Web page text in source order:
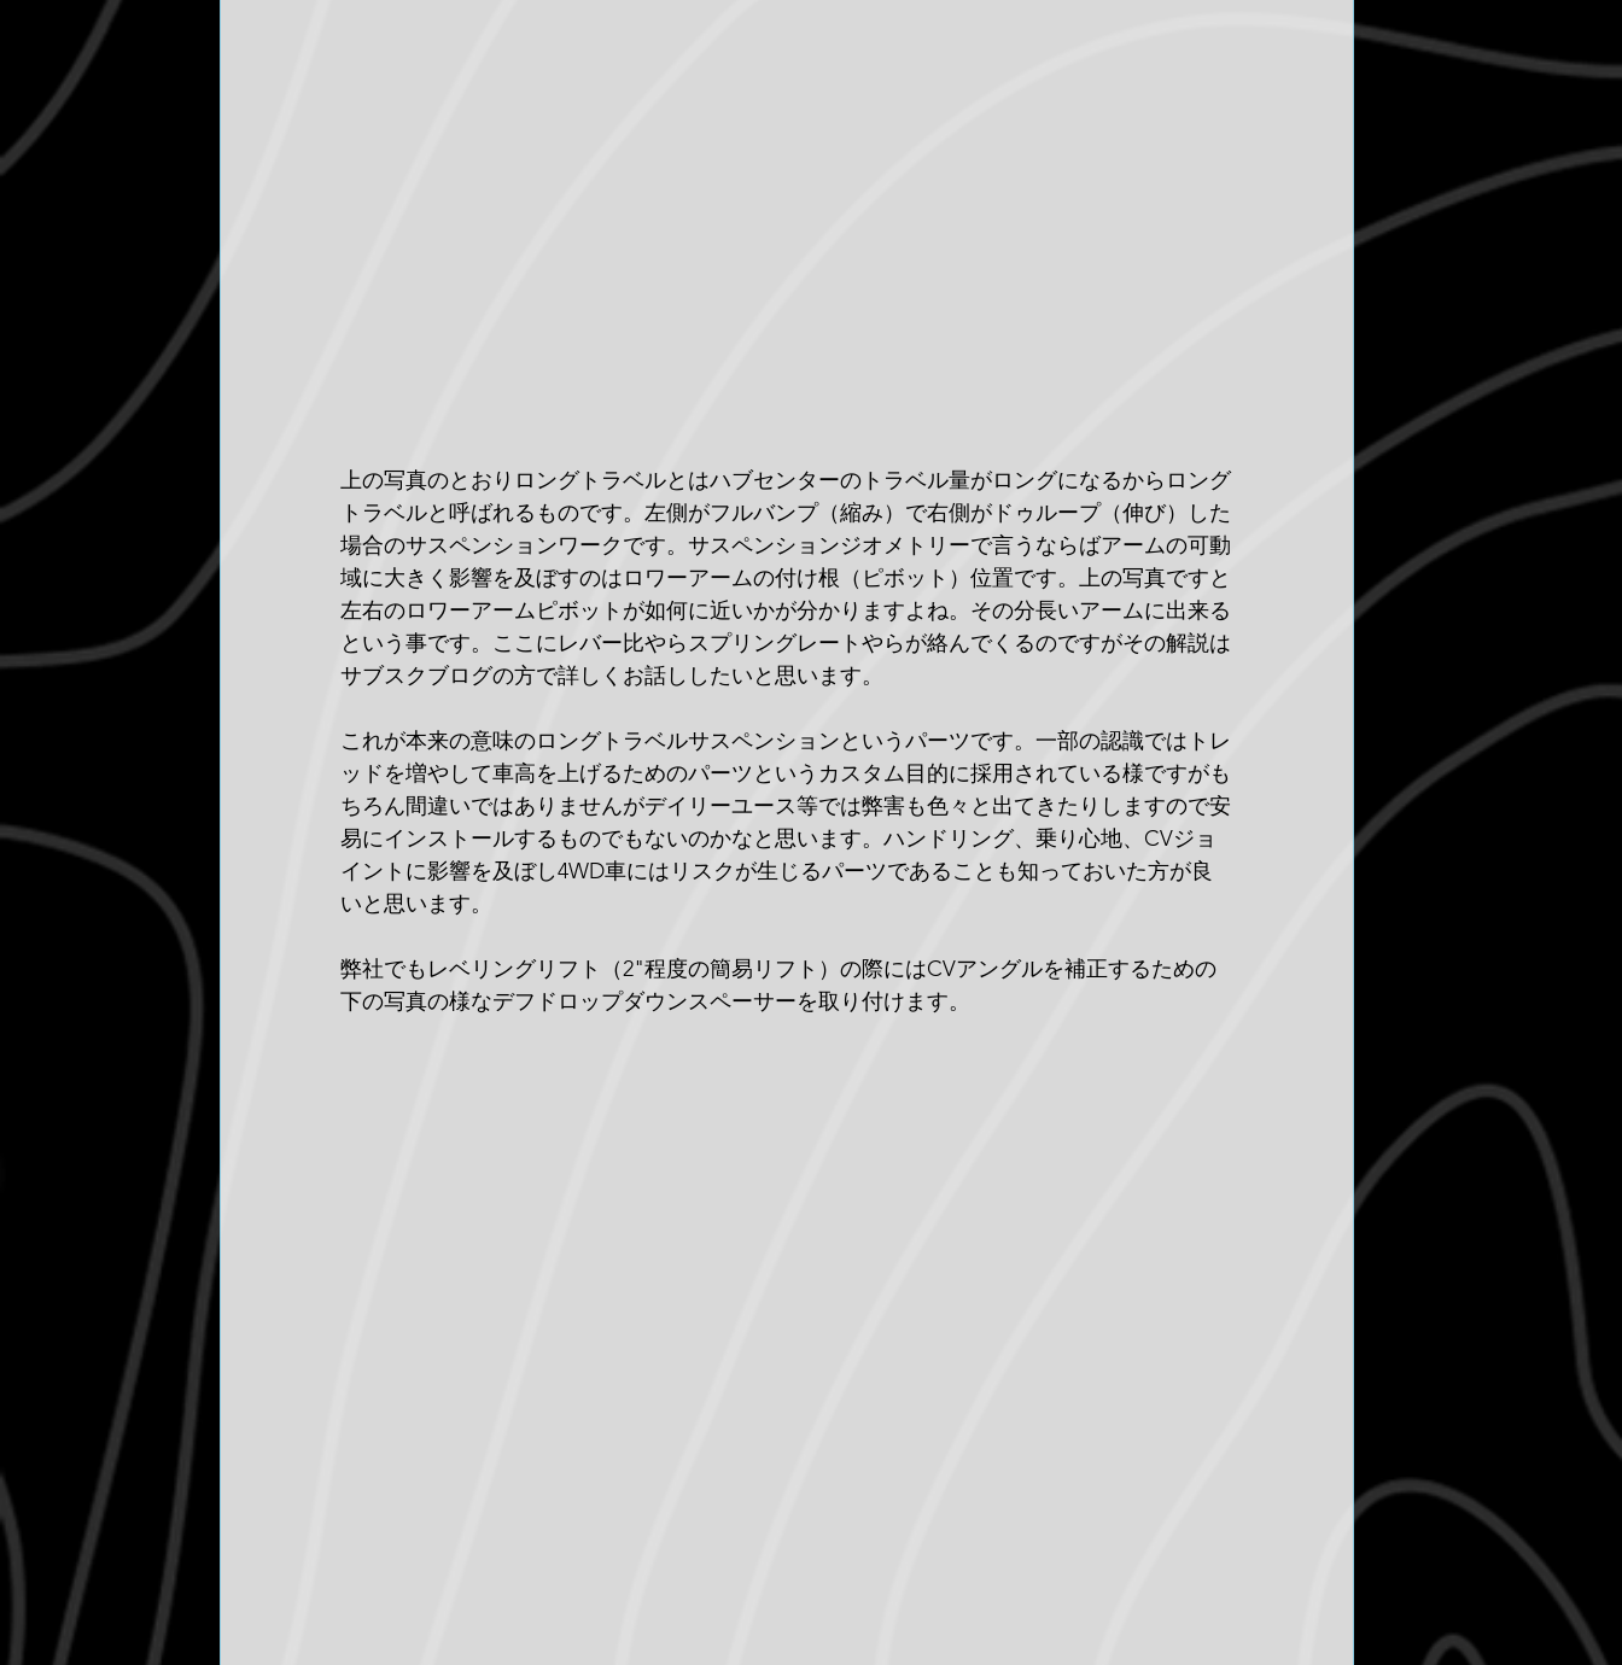
上の写真のとおりロングトラベルとはハブセンターのトラベル量がロングになるからロング
トラベルと呼ばれるものです。左側がフルバンプ（縮み）で右側がドゥループ（伸び）した
場合のサスペンションワークです。サスペンションジオメトリーで言うならばアームの可動
域に大きく影響を及ぼすのはロワーアームの付け根（ピボット）位置です。上の写真ですと
左右のロワーアームピボットが如何に近いかが分かりますよね。その分長いアームに出来る
という事です。ここにレバー比やらスプリングレートやらが絡んでくるのですがその解説は
サブスクブログの方で詳しくお話ししたいと思います。
これが本来の意味のロングトラベルサスペンションというパーツです。一部の認識ではトレ
ッドを増やして車高を上げるためのパーツというカスタム目的に採用されている様ですがも
ちろん間違いではありませんがデイリーユース等では弊害も色々と出てきたりしますので安
易にインストールするものでもないのかなと思います。ハンドリング、乗り心地、CVジョ
イントに影響を及ぼし4WD車にはリスクが生じるパーツであることも知っておいた方が良
いと思います。
弊社でもレベリングリフト（2"程度の簡易リフト）の際にはCVアングルを補正するための
下の写真の様なデフドロップダウンスペーサーを取り付けます。